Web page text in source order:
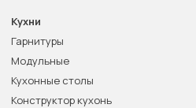
Кухни
Гарнитуры
Модульные
Кухонные столы
Конструктор кухонь